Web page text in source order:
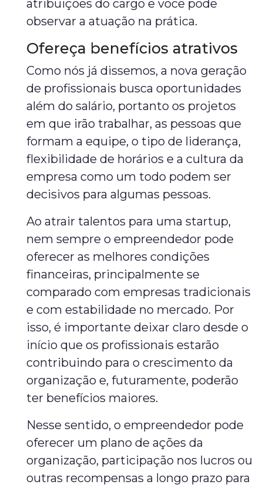
atribuições do cargo e você pode
observar a atuação na prática.
Ofereça benefícios atrativos
Como nós já dissemos, a nova geração
de profissionais busca oportunidades
além do salário, portanto os projetos
em que irão trabalhar, as pessoas que
formam a equipe, o tipo de liderança,
flexibilidade de horários e a cultura da
empresa como um todo podem ser
decisivos para algumas pessoas.
Ao atrair talentos para uma startup,
nem sempre o empreendedor pode
oferecer as melhores condições
financeiras, principalmente se
comparado com empresas tradicionais
e com estabilidade no mercado. Por
isso, é importante deixar claro desde o
início que os profissionais estarão
contribuindo para o crescimento da
organização e, futuramente, poderão
ter benefícios maiores.
Nesse sentido, o empreendedor pode
oferecer um plano de ações da
organização, participação nos lucros ou
outras recompensas a longo prazo para